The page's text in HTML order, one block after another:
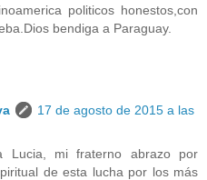
politicos honestos,con
bendiga a Paraguay.
17 de agosto de 2015 a las
Lucia, mi fraterno abrazo por
de esta lucha por los más